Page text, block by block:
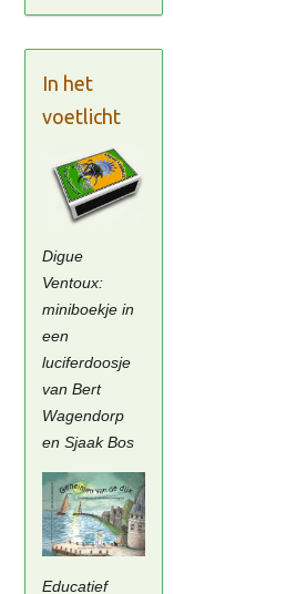
In het
voetlicht
Digue
Ventoux:
miniboekje in
een
luciferdoosje
van Bert
Wagendorp
en Sjaak Bos
Educatief